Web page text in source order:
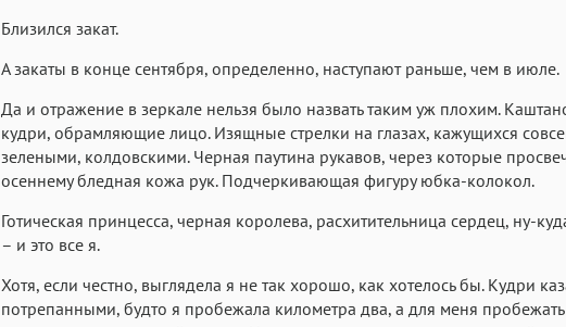
Roboto Garamond Fira Sans
Аа Аа Аа
Аа
Helvetica Neue
Аа
Arial Аа
Georgia
Courier Courier New Menlo
Близился закат.
А закаты в конце сентября, определенно, наступают раньше, чем в июле.
Да и отражение в зеркале нельзя было назвать таким уж плохим.
кудри, обрамляющие лицо. Изящные стрелки на глазах, кажущихся
зелеными, колдовскими. Черная паутина рукавов, через которые
осеннему бледная кожа рук. Подчеркивающая фигуру юбка-колокол.
Готическая принцесса, черная королева, расхитительница сердец, ну-
– и это все я.
Хотя, если честно, выглядела я не так хорошо, как хотелось бы. Кудри
потрепанными, будто я пробежала километра два, а для меня